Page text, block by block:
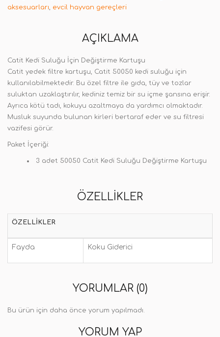
aksesuarları, evcil hayvan gereçleri
AÇIKLAMA
Catit Kedi Suluğu İçin Değiştirme Kartuşu
Catit yedek filtre kartuşu, Catit 50050 kedi suluğu için
kullanılabilmektedir. Bu özel filtre ile gıda, tüy ve tozlar
suluktan uzaklaştırılır, kediniz temiz bir su içme şansına erişir.
Ayrıca kötü tadı, kokuyu azaltmaya da yardımcı olmaktadır.
Musluk suyunda bulunan kirleri bertaraf eder ve su filtresi
vazifesi görür.
Paket İçeriği:
3 adet 50050 Catit Kedi Suluğu Değiştirme Kartuşu
ÖZELLIKLER
ÖZELLIKLER
Fayda Koku Giderici
YORUMLAR (0)
Bu ürün için daha önce yorum yapılmadı.
YORUM YAP